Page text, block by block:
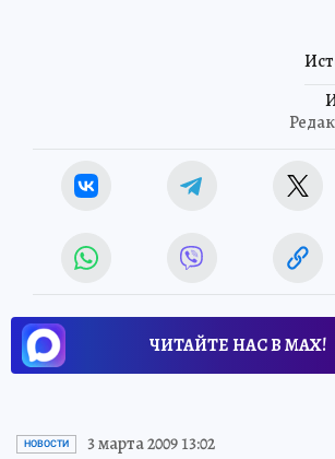
ЧИТАЙТЕ НАС В МАХ!
НОВОСТИ 3 марта 2009 13:02